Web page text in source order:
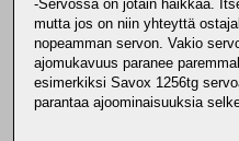
-Servossa on jotain häikkää.
mutta jos on niin yhteyttä
nopeamman servon. Vakio
ajomukavuus paranee
esimerkiksi Savox 1256tg
parantaa ajoominaisuuksia